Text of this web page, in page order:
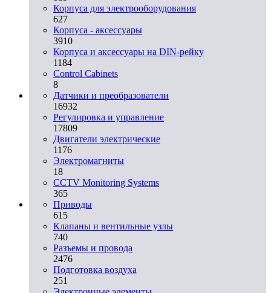
Корпуса для электрооборудования
627
Корпуса - аксессуары
3910
Корпуса и аксессуары на DIN-рейку
1184
Control Cabinets
8
Датчики и преобразователи
16932
Регулировка и управление
17809
Двигатели электрические
1176
Электромагниты
18
CCTV Monitoring Systems
365
Приводы
615
Клапаны и вентильные узлы
740
Разъемы и провода
2476
Подготовка воздуха
251